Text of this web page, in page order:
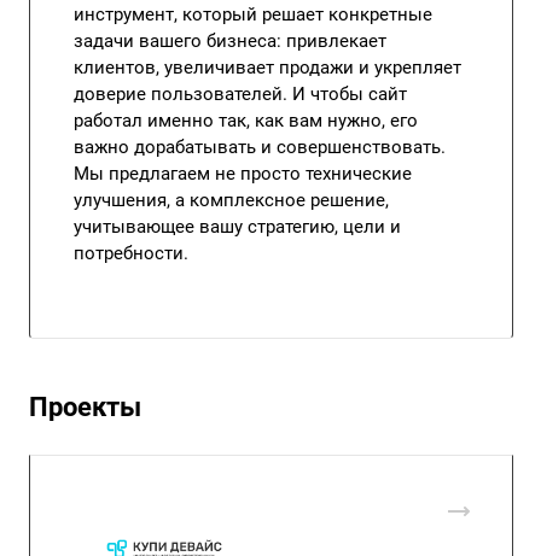
инструмент, который решает конкретные
задачи вашего бизнеса: привлекает
клиентов, увеличивает продажи и укрепляет
доверие пользователей. И чтобы сайт
работал именно так, как вам нужно, его
важно дорабатывать и совершенствовать.
Мы предлагаем не просто технические
улучшения, а комплексное решение,
учитывающее вашу стратегию, цели и
потребности.
Проекты